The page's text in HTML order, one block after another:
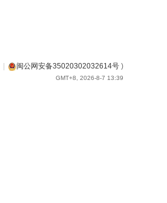
闽公网安备35020302032614号 )
GMT+8, 2026-8-7 13:39